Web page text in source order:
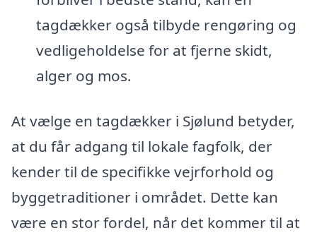
tagdækker også tilbyde rengøring og
vedligeholdelse for at fjerne skidt,
alger og mos.
At vælge en tagdækker i Sjølund betyder,
at du får adgang til lokale fagfolk, der
kender til de specifikke vejrforhold og
byggetraditioner i området. Dette kan
være en stor fordel, når det kommer til at